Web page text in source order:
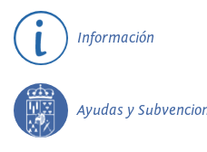
Información
Ayudas y